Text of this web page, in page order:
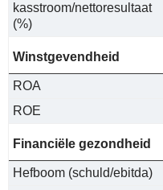
kasstroom/nettoresultaat
(%)
Winstgevendheid
ROA
ROE
Financiële gezondheid
Hefboom (schuld/ebitda)